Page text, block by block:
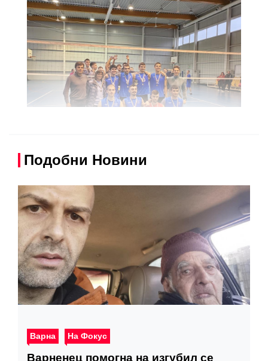
Подобни Новини
Варна На Фокус
Варненец помогна на изгубил се